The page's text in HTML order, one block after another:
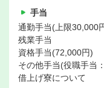
手当
通勤手当(上限30,000
残業手当
資格手当(72,000円)
その他手当(役職手当
借上げ寮について